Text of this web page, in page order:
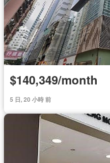
$140,349/month
5 日, 20 小時 前